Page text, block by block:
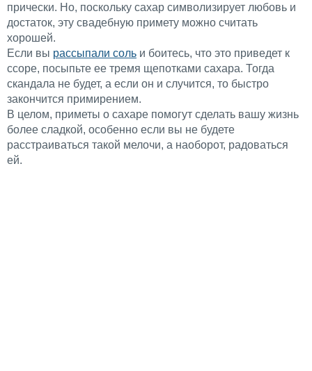
прически. Но, поскольку сахар символизирует любовь и
достаток, эту свадебную примету можно считать
хорошей.
Если вы рассыпали соль и боитесь, что это приведет к
ссоре, посыпьте ее тремя щепотками сахара. Тогда
скандала не будет, а если он и случится, то быстро
закончится примирением.
В целом, приметы о сахаре помогут сделать вашу жизнь
более сладкой, особенно если вы не будете
расстраиваться такой мелочи, а наоборот, радоваться
ей.